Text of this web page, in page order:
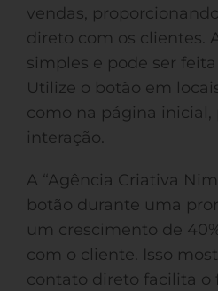
vendas,
direto com os clientes.
simples e pode ser
Utilize o botão em
como na página inicial,
interação.
A “Agência Criativa
botão durante uma
um crescimento de
com o cliente. Isso
contato direto facilita o